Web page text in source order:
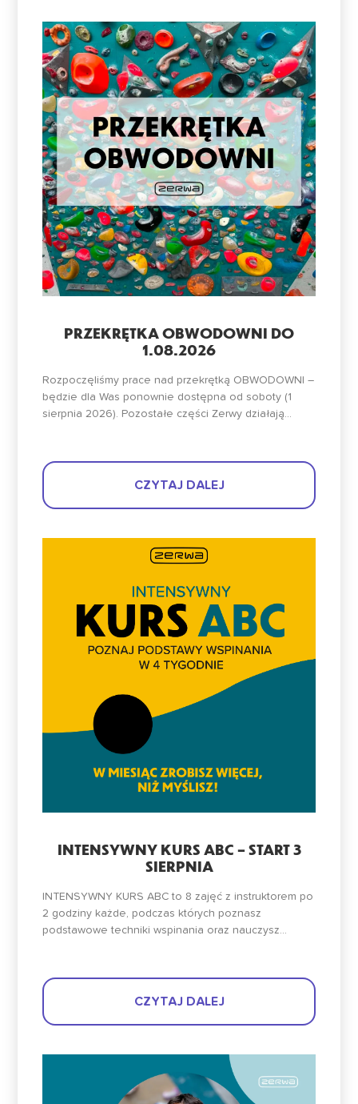
PRZEKRĘTKA OBWODOWNI DO
1.08.2026
Rozpoczęliśmy prace nad przekrętką OBWODOWNI –
będzie dla Was ponownie dostępna od soboty (1
sierpnia 2026). Pozostałe części Zerwy działają...
CZYTAJ DALEJ
INTENSYWNY KURS ABC – START 3
SIERPNIA
INTENSYWNY KURS ABC to 8 zajęć z instruktorem po
2 godziny każde, podczas których poznasz
podstawowe techniki wspinania oraz nauczysz...
CZYTAJ DALEJ